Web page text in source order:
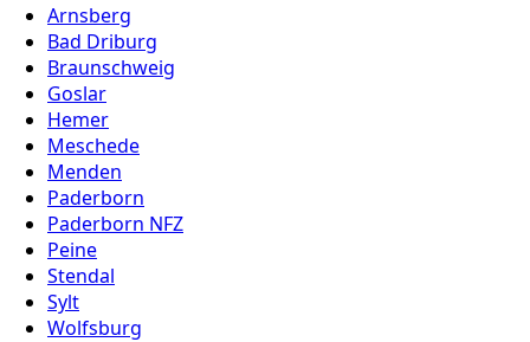
Arnsberg
Bad Driburg
Braunschweig
Goslar
Hemer
Meschede
Menden
Paderborn
Paderborn NFZ
Peine
Stendal
Sylt
Wolfsburg